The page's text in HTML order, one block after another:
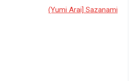
(Yumi Arai] Sazanami